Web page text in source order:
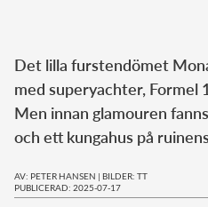
Monacos
Det lilla furstendömet
med superyachter, Formel
Men innan glamouren
och ett kungahus på
AV: PETER HANSEN | BILDER: TT
PUBLICERAD: 2025-07-17